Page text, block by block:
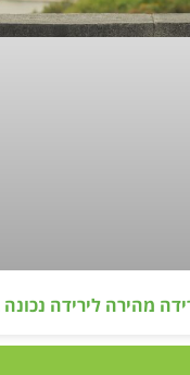
מהירה לירידה